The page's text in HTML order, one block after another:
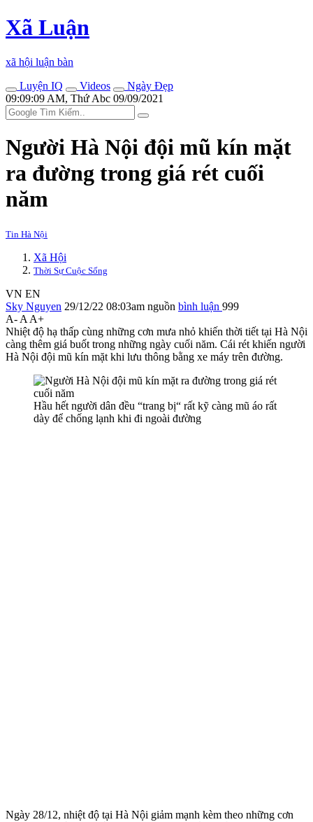
Xã Luận
xã hội luận bàn
Luyện IQ
Videos
Ngày Đẹp
09:09:09 AM, Thứ Abc 09/09/2021
Người Hà Nội đội mũ kín mặt
ra đường trong giá rét cuối
năm
Tin Hà Nội
Xã Hội
Thời Sự Cuộc Sống
VN EN
Sky Nguyen 29/12/22 08:03am nguồn bình luận 999
A- A A+
Nhiệt độ hạ thấp cùng những cơn mưa nhỏ khiến thời tiết tại Hà Nội
càng thêm giá buốt trong những ngày cuối năm. Cái rét khiến người
Hà Nội đội mũ kín mặt khi lưu thông bằng xe máy trên đường.
Hầu hết người dân đều “trang bị“ rất kỹ càng mũ áo rất
dày để chống lạnh khi đi ngoài đường
Ngày 28/12, nhiệt độ tại Hà Nội giảm mạnh kèm theo những cơn